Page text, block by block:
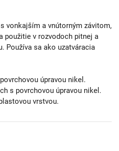
vonkajším a vnútorným závitom,
použitie v rozvodoch pitnej a
Používa sa ako uzatváracia
úpravou nikel.
s povrchovou úpravou nikel.
vrstvou.